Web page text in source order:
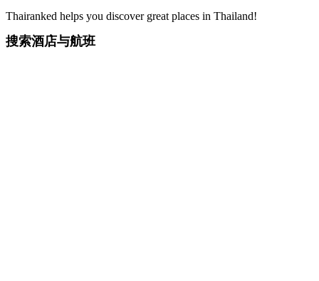
Thairanked helps you discover great places in Thailand!
搜索酒店与航班